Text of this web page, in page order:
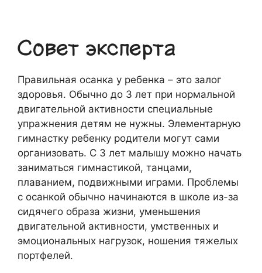
Совет эксперта
Правильная осанка у ребенка – это залог
здоровья. Обычно до 3 лет при нормальной
двигательной активности специальные
упражнения детям не нужны. Элементарную
гимнастку ребенку родители могут сами
организовать. С 3 лет малышу можно начать
заниматься гимнастикой, танцами,
плаванием, подвижными играми. Проблемы
с осанкой обычно начинаются в школе из-за
сидячего образа жизни, уменьшения
двигательной активности, умственных и
эмоциональных нагрузок, ношения тяжелых
портфелей.